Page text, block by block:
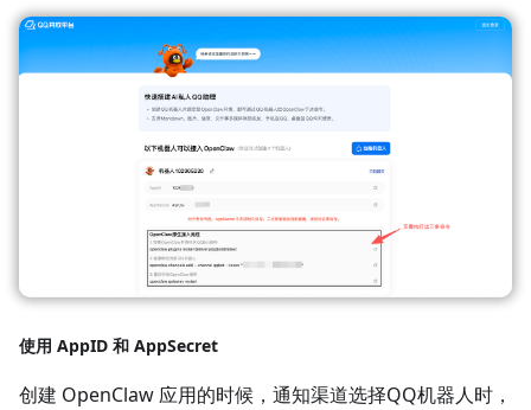
使用 AppID 和 AppSecret
创建 OpenClaw 应用的时候，通知渠道选择QQ机器人时，